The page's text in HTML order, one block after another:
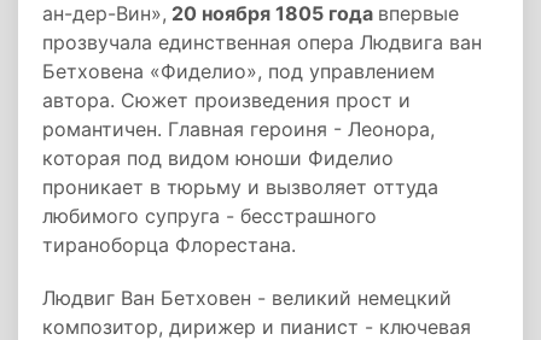
ан-дер-Вин», 20 ноября 1805 года впервые
прозвучала единственная опера Людвига ван
Бетховена «Фиделио», под управлением
автора. Сюжет произведения прост и
романтичен. Главная героиня - Леонора,
которая под видом юноши Фиделио
проникает в тюрьму и вызволяет оттуда
любимого супруга - бесстрашного
тираноборца Флорестана.
Людвиг Ван Бетховен - великий немецкий
композитор, дирижер и пианист - ключевая